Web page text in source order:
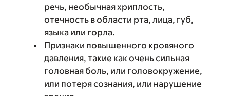
речь, необычная хриплость,
отечность в области рта, лица, губ,
языка или горла.
Признаки повышенного кровяного
давления, такие как очень сильная
головная боль, или головокружение,
или потеря сознания, или нарушение